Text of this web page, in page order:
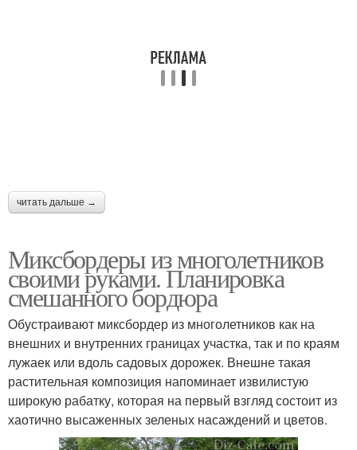
читать дальше →
Миксбордеры из многолетников
своими руками. Планировка
смешанного бордюра
Обустраивают миксбордер из многолетников как на
внешних и внутренних границах участка, так и по краям
лужаек или вдоль садовых дорожек. Внешне такая
растительная композиция напоминает извилистую
широкую рабатку, которая на первый взгляд состоит из
хаотично высаженных зеленых насаждений и цветов.